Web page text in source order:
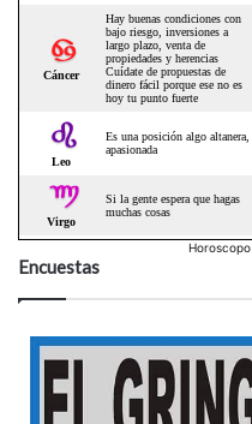
Horoscopo
Encuestas